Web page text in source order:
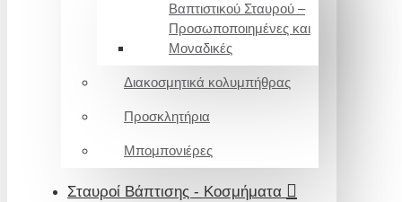
Βαπτιστικού Σταυρού –
Προσωποποιημένες και
Μοναδικές
Διακοσμητικά κολυμπήθρας
Προσκλητήρια
Μπομπονιέρες
Σταυροί Βάπτισης - Κοσμήματα